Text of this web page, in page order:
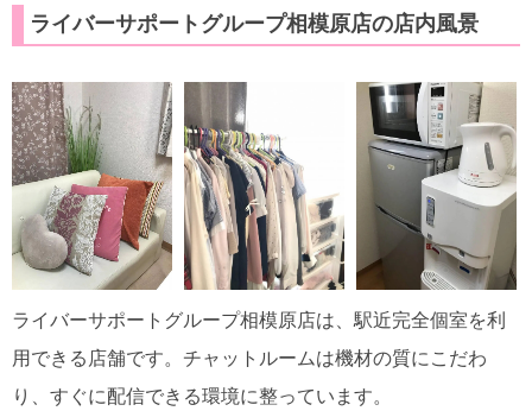
ライバーサポートグループ相模原店の店内風景
ライバーサポートグループ相模原店は、駅近完全個室を利
用できる店舗です。チャットルームは機材の質にこだわ
り、すぐに配信できる環境に整っています。